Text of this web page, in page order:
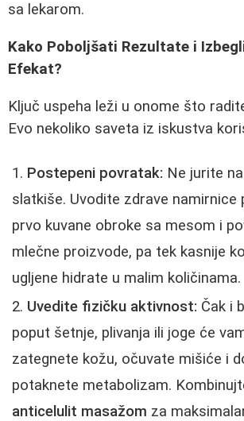
sa lekarom.
Kako Poboljšati Rezultate i
Efekat?
Ključ uspeha leži u onome što
Evo nekoliko saveta iz iskustva
Postepeni povratak: Ne jurite
slatkiše. Uvodite zdrave namirnice
prvo kuvane obroke sa mesom i
mlečne proizvode, pa tek kasnije
ugljene hidrate u malim količinama.
Uvedite fizičku aktivnost: Čak i
poput šetnje, plivanja ili joge će
zategnete kožu, očuvate mišiće i
potaknete metabolizam.
anticelulit masažom za